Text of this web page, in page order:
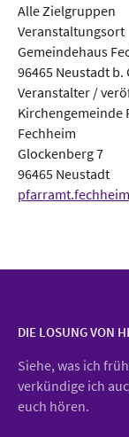
Alle Zielgruppen
Veranstaltungsort
Gemeindehaus
96465 Neustadt b.
Veranstalter /
Kirchengemeinde
Fechheim
Glockenberg 7
96465 Neustadt
DIE LOSUNG VON
Siehe, was ich
verkündige ich
euch hören.